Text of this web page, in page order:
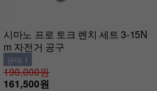
시마노 프로 토크 렌치 세트 3-15N
m 자전거 공구
판매 1
190,000원
161,500원